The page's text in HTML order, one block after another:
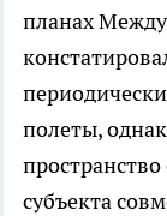
планах
полеты,
субъекта